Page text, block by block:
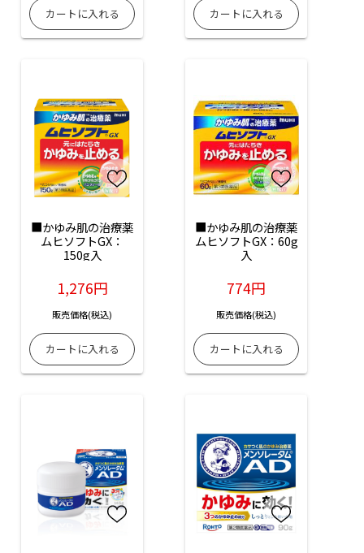
■かゆみ肌の治療薬
ムヒソフトGX：
150g入
1,276円
販売価格(税込)
■かゆみ肌の治療薬
ムヒソフトGX：60g
入
774円
販売価格(税込)